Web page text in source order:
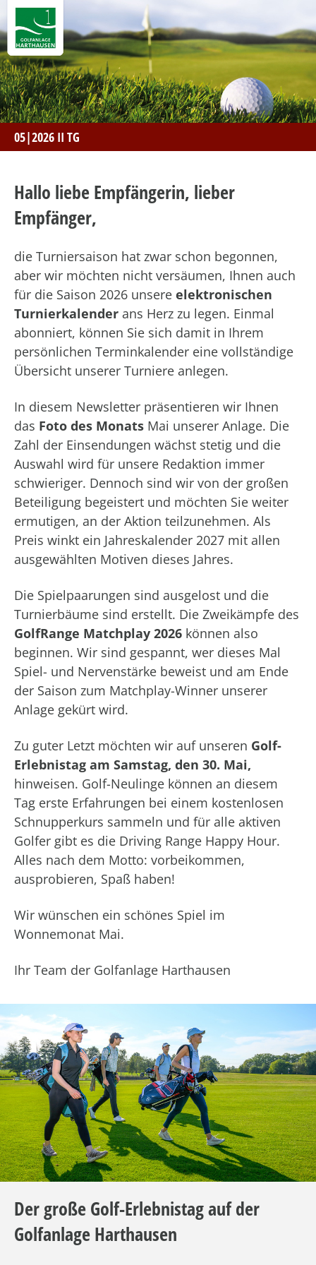
05|2026 II TG
Hallo liebe Empfängerin, lieber
Empfänger,
die Turniersaison hat zwar schon begonnen,
aber wir möchten nicht versäumen, Ihnen auch
für die Saison 2026 unsere elektronischen
Turnierkalender ans Herz zu legen. Einmal
abonniert, können Sie sich damit in Ihrem
persönlichen Terminkalender eine vollständige
Übersicht unserer Turniere anlegen.
In diesem Newsletter präsentieren wir Ihnen
das Foto des Monats Mai unserer Anlage. Die
Zahl der Einsendungen wächst stetig und die
Auswahl wird für unsere Redaktion immer
schwieriger. Dennoch sind wir von der großen
Beteiligung begeistert und möchten Sie weiter
ermutigen, an der Aktion teilzunehmen. Als
Preis winkt ein Jahreskalender 2027 mit allen
ausgewählten Motiven dieses Jahres.
Die Spielpaarungen sind ausgelost und die
Turnierbäume sind erstellt. Die Zweikämpfe des
GolfRange Matchplay 2026 können also
beginnen. Wir sind gespannt, wer dieses Mal
Spiel- und Nervenstärke beweist und am Ende
der Saison zum Matchplay-Winner unserer
Anlage gekürt wird.
Zu guter Letzt möchten wir auf unseren Golf-
Erlebnistag am Samstag, den 30. Mai,
hinweisen. Golf-Neulinge können an diesem
Tag erste Erfahrungen bei einem kostenlosen
Schnupperkurs sammeln und für alle aktiven
Golfer gibt es die Driving Range Happy Hour.
Alles nach dem Motto: vorbeikommen,
ausprobieren, Spaß haben!
Wir wünschen ein schönes Spiel im
Wonnemonat Mai.
Ihr Team der Golfanlage Harthausen
Der große Golf-Erlebnistag auf der
Golfanlage Harthausen